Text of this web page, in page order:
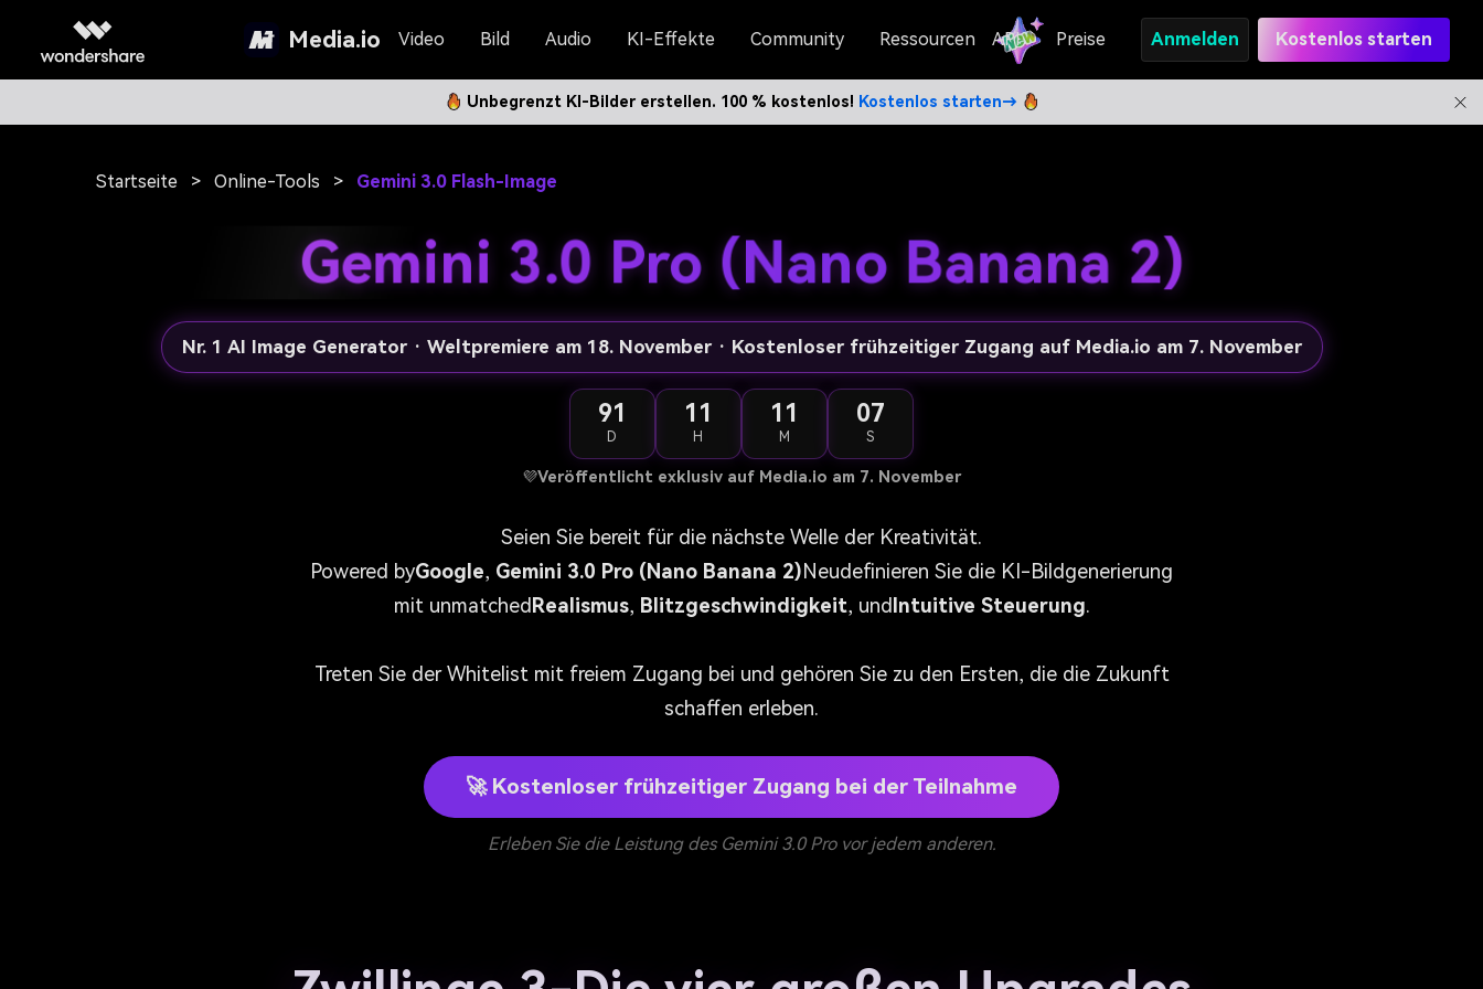
Media.io Video Bild Audio KI-Effekte Community Ressourcen API Preise Anmelden Kostenlos starten
Unbegrenzt KI-Bilder erstellen. 100 % kostenlos! Kostenlos starten→
Startseite > Online-Tools > Gemini 3.0 Flash-Image
Gemini 3.0 Pro (Nano Banana 2)
Nr. 1 AI Image Generator · Weltpremiere am 18. November · Kostenloser frühzeitiger Zugang auf Media.io am 7. November
91
D
11
H
11
M
05
S
💜Veröffentlicht exklusiv auf Media.io am 7. November
Seien Sie bereit für die nächste Welle der Kreativität.
Powered byGoogle, Gemini 3.0 Pro (Nano Banana 2)Neudefinieren Sie die KI-Bildgenerierung
mit unmatched Realismus, Blitzgeschwindigkeit, und Intuitive Steuerung.
Treten Sie der Whitelist mit freiem Zugang bei und gehören Sie zu den Ersten, die die Zukunft
schaffen erleben.
🚀 Kostenloser frühzeitiger Zugang bei der Teilnahme
Erleben Sie die Leistung des Gemini 3.0 Pro vor jedem anderen.